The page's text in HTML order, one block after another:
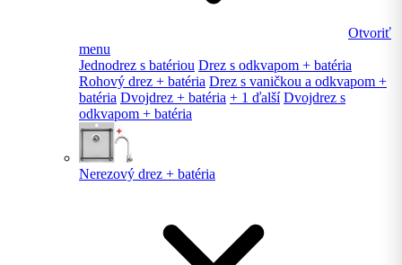
Otvoriť
menu
Jednodrez s batériou Drez s odkvapom + batéria
Rohový drez + batéria Drez s vaničkou a odkvapom +
batéria Dvojdrez + batéria + 1 ďalší Dvojdrez s
odkvapom + batéria
Nerezový drez + batéria